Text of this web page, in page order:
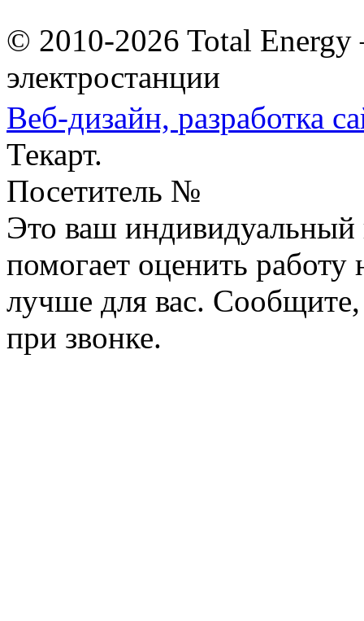
© 2010-2026 Total
электростанции
Веб-дизайн, разработка
Текарт.
Посетитель №
Это ваш
помогает оценить работу
лучше для вас.
при звонке.